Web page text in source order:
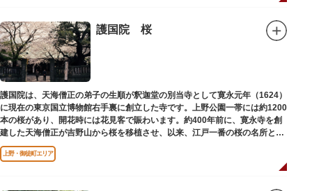
護国院 桜
護国院は、天海僧正の弟子の生順が釈迦堂の別当寺として寛永元年（1624）
に現在の東京国立博物館右手裏に創立した寺です。上野公園一帯には約1200
本の桜があり、開花時には花見客で賑わいます。約400年前に、寛永寺を創
建した天海僧正が吉野山から桜を移植させ、以来、江戸一番の桜の名所とし
て今日に及んでいます。
上野・御徒町エリア